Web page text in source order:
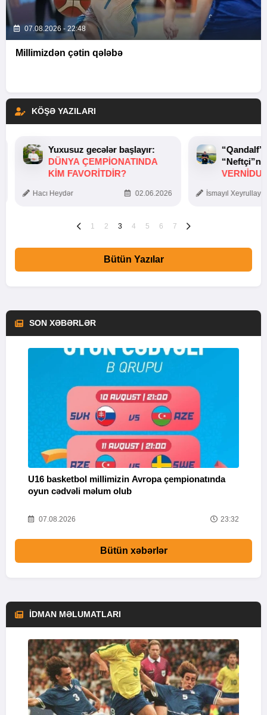
07.08.2026 - 22:48
Millimizdən çətin qələbə
KÖŞƏ YAZILARI
Yuxusuz gecələr başlayır:
DÜNYA ÇEMPIONATINDA
KIM FAVORITDIR?
Hacı Heydər 02.06.2026 İsmayıl
1 2 3 4 5 6 7
Bütün Yazılar
SON XƏBƏRLƏR
U16 basketbol millimizin Avropa çempionatında
oyun cədvəli məlum olub
07.08.2026 23:32
Bütün xəbərlər
İDMAN MƏLUMATLARI